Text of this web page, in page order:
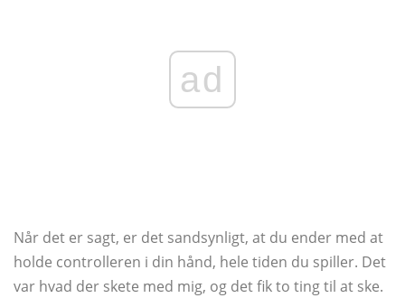
ad
Når det er sagt, er det sandsynligt, at du ender med at
holde controlleren i din hånd, hele tiden du spiller. Det
var hvad der skete med mig, og det fik to ting til at ske.